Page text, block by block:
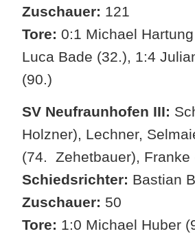
Zuschauer: 121
Tore: 0:1 Michael
Luca Bade (32.), 1:4
(90.)
SV Neufraunhofen III:
Holzner), Lechner,
(74. Zehetbauer), Franke
Schiedsrichter: Bastian
Zuschauer: 50
Tore: 1:0 Michael Huber